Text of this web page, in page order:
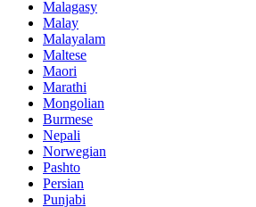
Malagasy
Malay
Malayalam
Maltese
Maori
Marathi
Mongolian
Burmese
Nepali
Norwegian
Pashto
Persian
Punjabi